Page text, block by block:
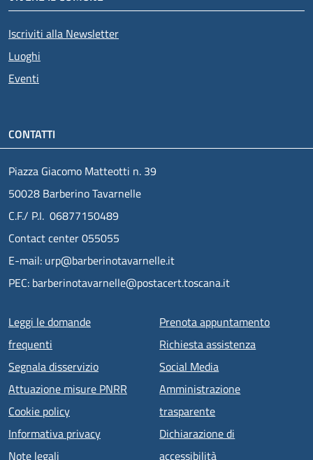
Iscriviti alla Newsletter
Luoghi
Eventi
CONTATTI
Piazza Giacomo Matteotti n. 39
50028 Barberino Tavarnelle
C.F./ P.I. 06877150489
Contact center 055055
E-mail: urp@barberinotavarnelle.it
PEC: barberinotavarnelle@postacert.toscana.it
Menu piè di pagina
Leggi le domande
frequenti
Segnala disservizio
Attuazione misure PNRR
Cookie policy
Informativa privacy
Note legali
Prenota appuntamento
Richiesta assistenza
Social Media
Amministrazione
trasparente
Dichiarazione di
accessibilità